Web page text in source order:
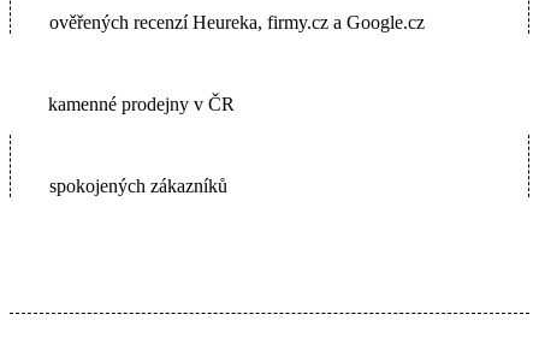
ověřených recenzí Heureka, firmy.cz a Google.cz
kamenné prodejny v ČR
spokojených zákazníků